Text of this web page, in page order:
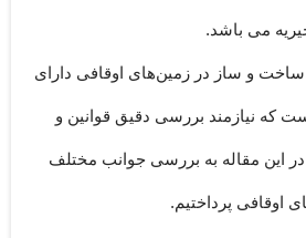
می باشد.
ساخت و ساز در زمین‌های اوقافی دارای
که نیازمند بررسی دقیق قوانین و
این مقاله به بررسی جوانب مختلف
اوقافی پرداختیم.